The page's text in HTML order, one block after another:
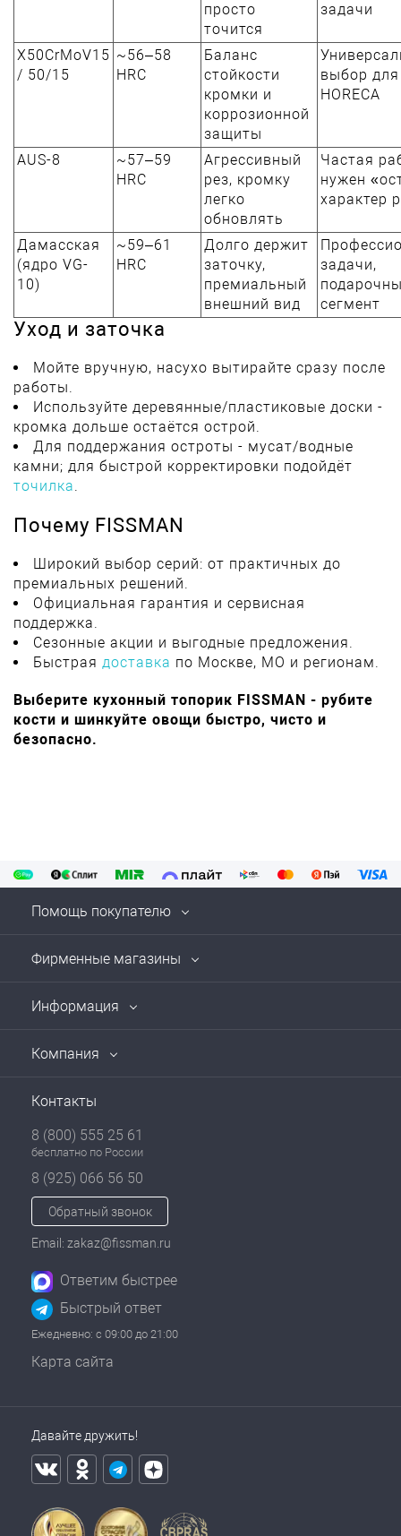
просто
точится
задачи
X50CrMoV15
/ 50/15
~56–58
HRC
Баланс
стойкости
кромки и
коррозионной
защиты
выбор
HORECA
AUS-8
~57–59
HRC
Агрессивный
рез, кромку
легко
обновлять
Частая
нужен
характер
Дамасская
(ядро VG-
10)
~59–61
HRC
Долго держит
заточку,
премиальный
внешний вид
задачи,
сегмент
Уход и заточка
Мойте вручную, насухо вытирайте сразу после
работы.
Используйте деревянные/пластиковые доски -
кромка дольше остаётся острой.
Для поддержания остроты - мусат/водные
камни; для быстрой корректировки подойдёт
точилка.
Почему FISSMAN
Широкий выбор серий: от практичных до
премиальных решений.
Официальная гарантия и сервисная
поддержка.
Сезонные акции и выгодные предложения.
Быстрая доставка по Москве, МО и регионам.
Выберите кухонный топорик FISSMAN - рубите
кости и шинкуйте овощи быстро, чисто и
безопасно.
Помощь покупателю
Фирменные магазины
Информация
Компания
Контакты
8 (800) 555 25 61
бесплатно по России
8 (925) 066 56 50
Обратный звонок
Email: zakaz@fissman.ru
Ответим быстрее
Быстрый ответ
Ежедневно: с 09:00 до 21:00
Карта сайта
Давайте дружить!